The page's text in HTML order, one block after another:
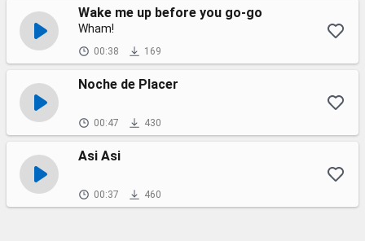
Wake me up before you go-go
Wham!
00:38 169
Noche de Placer
00:47 430
Asi Asi
00:37 460